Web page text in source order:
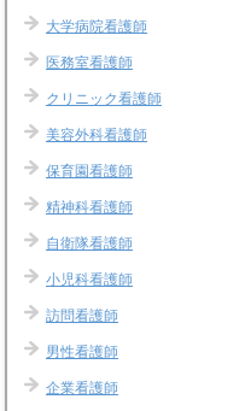
大学病院看護師
医務室看護師
クリニック看護師
美容外科看護師
保育園看護師
精神科看護師
自衛隊看護師
小児科看護師
訪問看護師
男性看護師
企業看護師